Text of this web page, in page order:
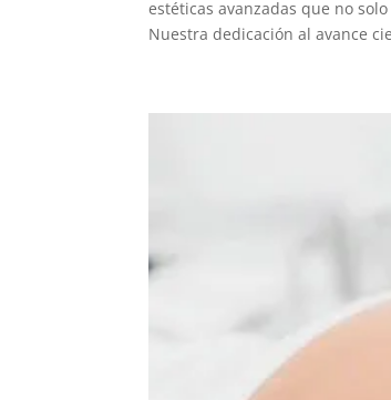
estéticas avanzadas que no
Nuestra dedicación al avance